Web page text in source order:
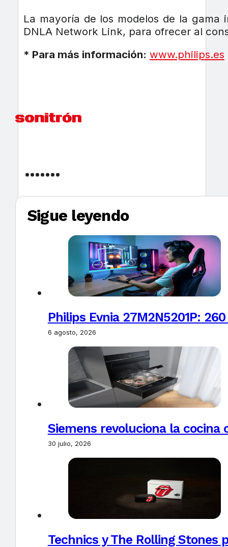
La mayoría de los modelos de la
DNLA Network Link, para ofrecer al
* Para más información: www.philips.es
Sigue leyendo
Philips Evnia 27M2N5201P:
6 agosto, 2026
Siemens revoluciona la
30 julio, 2026
Technics y The Rolling Stones